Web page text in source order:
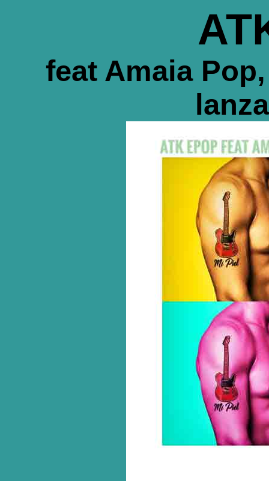
feat Amaia